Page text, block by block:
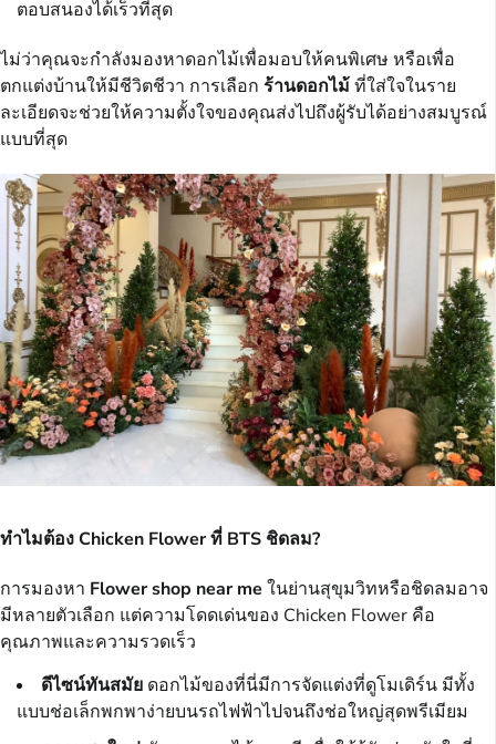
ตอบสนองได้เร็วที่สุด
ไม่ว่าคุณจะกำลังมองหาดอกไม้เพื่อมอบให้คนพิเศษ หรือเพื่อ
ตกแต่งบ้านให้มีชีวิตชีวา การเลือก ร้านดอกไม้ที่ใส่ใจในราย
ละเอียดจะช่วยให้ความตั้งใจของคุณส่งไปถึงผู้รับได้อย่างสมบูรณ์
แบบที่สุด
ทำไมต้อง Chicken Flower ที่ BTS ชิดลม?
การมองหา Flower shop near me ในย่านสุขุมวิทหรือชิดลมอาจ
มีหลายตัวเลือก แต่ความโดดเด่นของ Chicken Flower คือ
คุณภาพและความรวดเร็ว
ดีไซน์ทันสมัย ดอกไม้ของที่นี่มีการจัดแต่งที่ดูโมเดิร์น มีทั้ง
แบบช่อเล็กพกพาง่ายบนรถไฟฟ้าไปจนถึงช่อใหญ่สุดพรีเมียม